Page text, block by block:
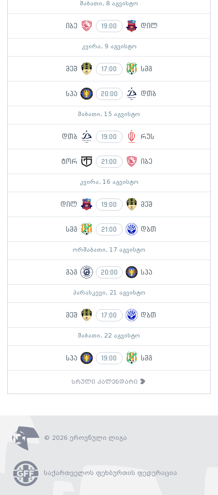
შაბათი, 8 აგვისტო
იბე 19:00 დილ
კვირა, 9 აგვისტო
მეშ 17:00 სმგ
სპა 20:00 დთბ
შაბათი, 15 აგვისტო
დთბ 19:00 რუს
ტორ 21:00 იბე
კვირა, 16 აგვისტო
დილ 19:00 მეშ
სმგ 21:00 დბთ
ორშაბათი, 17 აგვისტო
გაგ 20:00 სპა
პარასკევი, 21 აგვისტო
მეშ 17:00 დბთ
შაბათი, 22 აგვისტო
სპა 19:00 სმგ
სრული კალენდარი
© 2026 ეროვნული ლიგა
საქართველოს ფეხბურთის ფედერაცია